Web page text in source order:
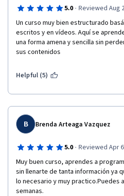
5.0 · Reviewed Aug
Un curso muy bien estructurado
escritos y en vídeos. Aquí se
una forma amena y sencilla sin
sus contenidos
Helpful (5)
B Brenda Arteaga Vazquez
5.0 · Reviewed Apr
Muy buen curso, aprendes a
sin llenarte de tanta información ya
lo necesario y muy practico.Puedes
semanas.